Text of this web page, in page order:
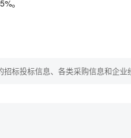
。
标投标信息、各类采购信息和企业